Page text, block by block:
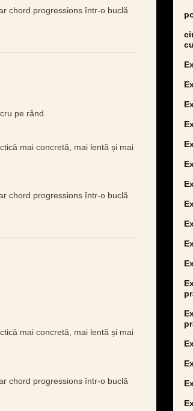
chord progressions într-o buclă
pe rând.
mai concretă, mai lentă și mai
chord progressions într-o buclă
mai concretă, mai lentă și mai
chord progressions într-o buclă